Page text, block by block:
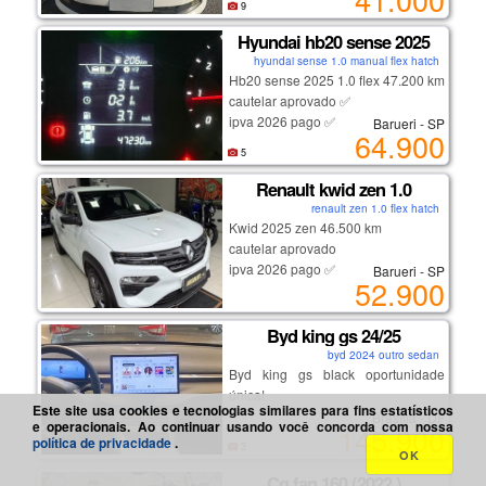
✅ sensor de estacionamento
——————————————
consulte para maiores informaçoes .
seat)
rodas aro 15
⸻
excelente custo-benefício
econômico e confortável
mecânica confiável e manutenção
acessível
kit de embreagem trocado,
suspenção dianteira toda refeita;
inclusive com caixa de direção
hidráulica nova; alternador
restaurado; ar condicionado
revisado com carga de gás.
todas as revisões feitas com peças
originais.
sistema elétrico todo funcional.
chave canivete com abertura das
portas , dos vidros e do porta malas .
vidros elétricos nas 4 portas.
retrovisores elétricos com sistema tilt
down. computador de bordo com
todas as leituras em 2 modos (
parcial e total ).
volante multifuncional com o
sistema de atendimento de
chamada no celular ( mãos livres) e
reprodução de chamada nas caixas
de som do veículo.
pareamento bluetooth, através do
sistema de som, com celulares.
9
Hyundai hb20 sense 2025
hyundai sense 1.0 manual flex hatch
Hb20 sense 2025 1.0 flex 47.200 km
cautelar aprovado ✅
ipva 2026 pago ✅
Barueri - SP
64.900
5
Renault kwid zen 1.0
renault zen 1.0 flex hatch
Kwid 2025 zen 46.500 km
cautelar aprovado
ipva 2026 pago ✅
Barueri - SP
52.900
Byd king gs 24/25
byd 2024 outro sedan
Byd king gs black oportunidade
única!
Brasília - DF
145.900
Este site usa cookies e tecnologias similares para fins estatísticos
e operacionais. Ao continuar usando você concorda com nossa
política de privacidade.
OK